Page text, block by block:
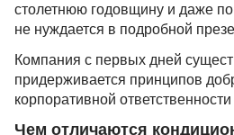
столетнюю годовщину и даже
не нуждается в подробной
Компания с первых дней
придерживается принципов
корпоративной
Чем отличаются